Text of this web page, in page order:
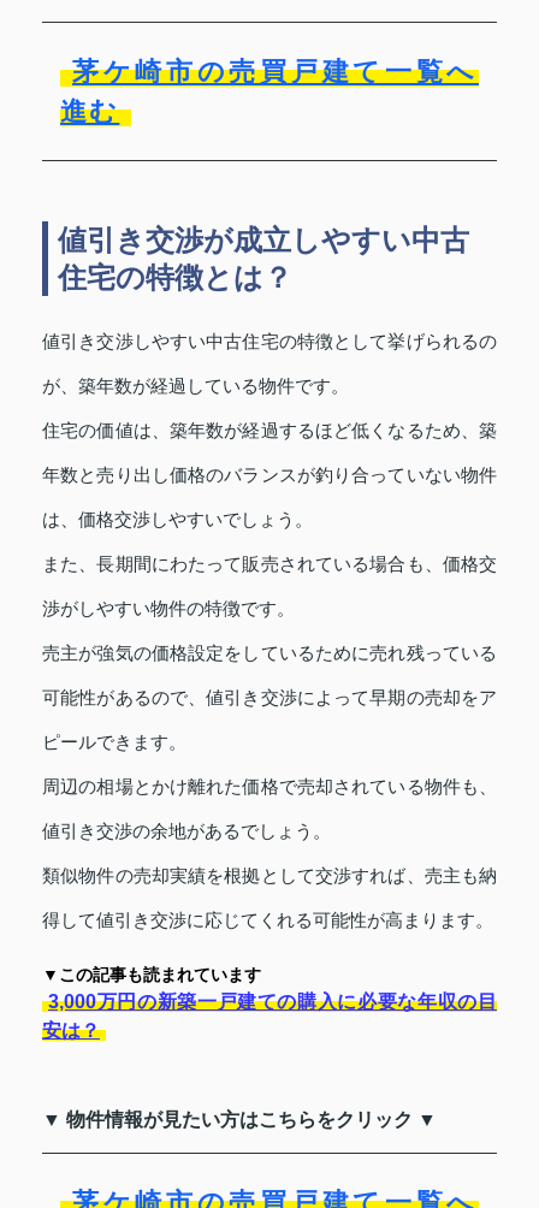
茅ケ崎市の売買戸建て一覧へ
進む
値引き交渉が成立しやすい中古
住宅の特徴とは？
値引き交渉しやすい中古住宅の特徴として挙げられるの
が、築年数が経過している物件です。
住宅の価値は、築年数が経過するほど低くなるため、築
年数と売り出し価格のバランスが釣り合っていない物件
は、価格交渉しやすいでしょう。
また、長期間にわたって販売されている場合も、価格交
渉がしやすい物件の特徴です。
売主が強気の価格設定をしているために売れ残っている
可能性があるので、値引き交渉によって早期の売却をア
ピールできます。
周辺の相場とかけ離れた価格で売却されている物件も、
値引き交渉の余地があるでしょう。
類似物件の売却実績を根拠として交渉すれば、売主も納
得して値引き交渉に応じてくれる可能性が高まります。
▼この記事も読まれています
3,000万円の新築一戸建ての購入に必要な年収の目
安は？
▼ 物件情報が見たい方はこちらをクリック ▼